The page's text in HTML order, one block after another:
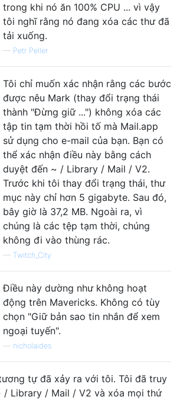
trong khi nó ăn 100% CPU ... vì vậy
tôi nghĩ rằng nó đang xóa các thư đã
tải xuống.
— Petr Peller
Tôi chỉ muốn xác nhận rằng các bước
được nêu Mark (thay đổi trạng thái
thành "Đừng giữ ...") không xóa các
tập tin tạm thời hồi tố mà Mail.app
sử dụng cho e-mail của bạn. Bạn có
thể xác nhận điều này bằng cách
duyệt đến ~ / Library / Mail / V2.
Trước khi tôi thay đổi trạng thái, thư
mục này chỉ hơn 5 gigabyte. Sau đó,
bây giờ là 37,2 MB. Ngoài ra, vì
chúng là các tệp tạm thời, chúng
không đi vào thùng rác.
— Twitch_City
Điều này dường như không hoạt
động trên Mavericks. Không có tùy
chọn "Giữ bản sao tin nhắn để xem
ngoại tuyến".
nicholaides
tự đã xảy ra với tôi. Tôi đã truy
/ Library / Mail / V2 và xóa mọi thứ